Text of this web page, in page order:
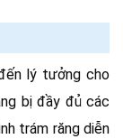
lý tưởng cho
bị đầy đủ các
trám răng diễn